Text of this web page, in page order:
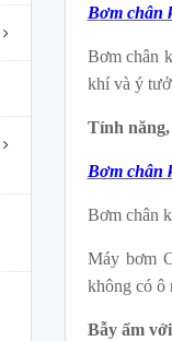
Bơm chân
Bơm chân
khí và ý
Tính năng,
Bơm chân
Bơm chân
Máy bơm
không có ô
Bẫy ẩm